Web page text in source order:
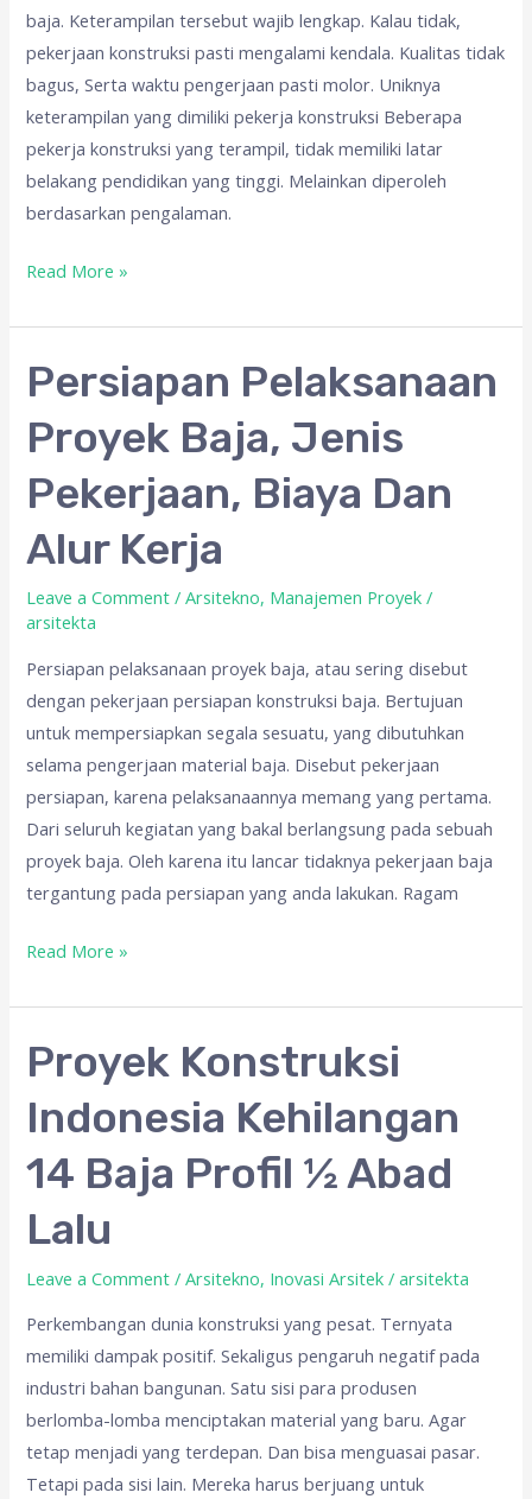
baja. Keterampilan tersebut wajib lengkap. Kalau tidak,
pekerjaan konstruksi pasti mengalami kendala. Kualitas tidak
bagus, Serta waktu pengerjaan pasti molor. Uniknya
keterampilan yang dimiliki pekerja konstruksi Beberapa
pekerja konstruksi yang terampil, tidak memiliki latar
belakang pendidikan yang tinggi. Melainkan diperoleh
berdasarkan pengalaman.
Read More »
Persiapan Pelaksanaan
Proyek Baja, Jenis
Pekerjaan, Biaya Dan
Alur Kerja
Leave a Comment /Arsitekno, Manajemen Proyek /
arsitekta
Persiapan pelaksanaan proyek baja, atau sering disebut
dengan pekerjaan persiapan konstruksi baja. Bertujuan
untuk mempersiapkan segala sesuatu, yang dibutuhkan
selama pengerjaan material baja. Disebut pekerjaan
persiapan, karena pelaksanaannya memang yang pertama.
Dari seluruh kegiatan yang bakal berlangsung pada sebuah
proyek baja. Oleh karena itu lancar tidaknya pekerjaan baja
tergantung pada persiapan yang anda lakukan. Ragam
Persiapan
Pelaksanaan
Proyek
Jenis
Pekerjaan,
Biaya
Dan
Alur
Read More »
Proyek Konstruksi
Indonesia Kehilangan
14 Baja Profil ½ Abad
Lalu
Leave a Comment /Arsitekno, Inovasi Arsitek /arsitekta
Perkembangan dunia konstruksi yang pesat. Ternyata
memiliki dampak positif. Sekaligus pengaruh negatif pada
industri bahan bangunan. Satu sisi para produsen
berlomba-lomba menciptakan material yang baru. Agar
tetap menjadi yang terdepan. Dan bisa menguasai pasar.
Tetapi pada sisi lain. Mereka harus berjuang untuk
Proyek
Konstruksi
Indonesia
14
Baja
Profil
½
Lalu